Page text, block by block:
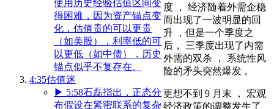
使用历史经验估值区间变
得困难，因为资产锚点变
化，估值贵的可以更贵
（如美股），利率低的可
以更低（如中债），历史
锚点似乎不复存在。
4:35估值迷
▶ 5:58石磊指出，正态分
布假设在紧密联系的复杂
度 ， 经济随着外需企稳
而出现了一波明显的回
升 ，但是一个季度之
后， 三季度出现了内需
外需的双杀 ， 系统性风
险的矛头突然爆发 。
更想不到 9 月末 ， 宏观
经济政策的调整发生了